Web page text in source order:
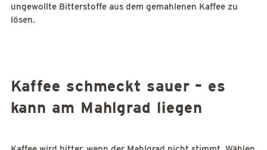
ungewollte Bitterstoffe aus dem gemahlenen Kaffee zu
lösen.
Kaffee schmeckt sauer – es
kann am Mahlgrad liegen